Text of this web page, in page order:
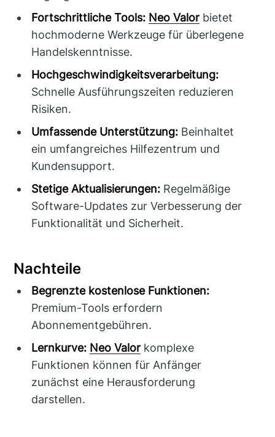
Fortschrittliche Tools: Neo Valor bietet
hochmoderne Werkzeuge für überlegene
Handelskenntnisse.
Hochgeschwindigkeitsverarbeitung:
Schnelle Ausführungszeiten reduzieren
Risiken.
Umfassende Unterstützung: Beinhaltet
ein umfangreiches Hilfezentrum und
Kundensupport.
Stetige Aktualisierungen: Regelmäßige
Software-Updates zur Verbesserung der
Funktionalität und Sicherheit.
Nachteile
Begrenzte kostenlose Funktionen:
Premium-Tools erfordern
Abonnementgebühren.
Lernkurve: Neo Valor komplexe
Funktionen können für Anfänger
zunächst eine Herausforderung
darstellen.